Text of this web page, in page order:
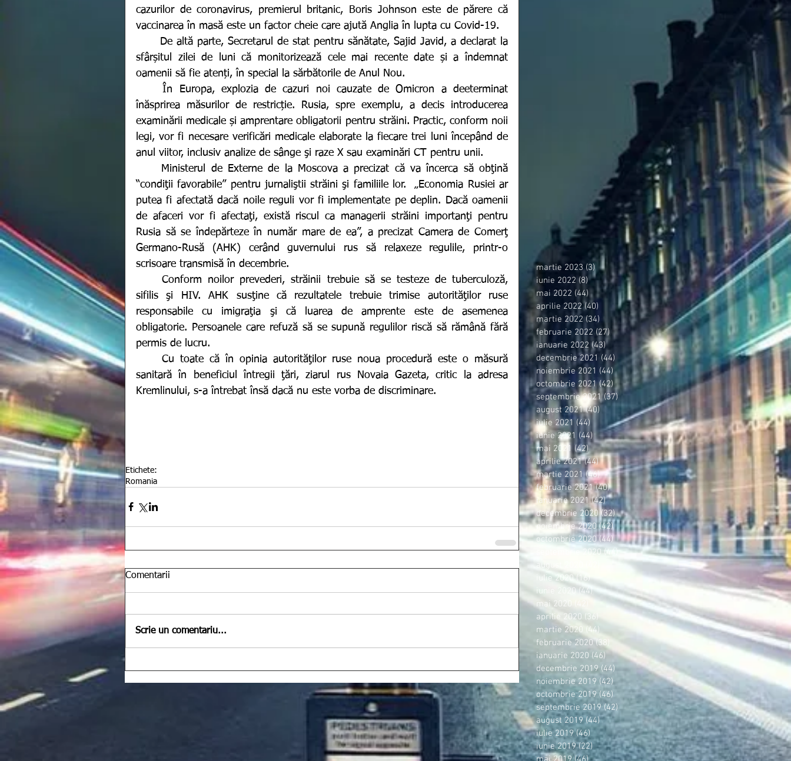
cazurilor de coronavirus, premierul britanic, Boris Johnson este de părere că
vaccinarea în masă este un factor cheie care ajută Anglia în lupta cu Covid-19.
sfârșitul zilei de luni că monitorizează cele mai recente date și a îndemnat
oamenii să fie atenți, în special la sărbătorile de Anul Nou.
înăsprirea măsurilor de restricție. Rusia, spre exemplu, a decis introducerea
examinării medicale și amprentare obligatorii pentru străini. Practic, conform noii
legi, vor fi necesare verificări medicale elaborate la fiecare trei luni începând de
anul viitor, inclusiv analize de sânge şi raze X sau examinări CT pentru unii.
“condiţii favorabile” pentru jurnaliştii străini şi familiile lor.  „Economia Rusiei ar
putea fi afectată dacă noile reguli vor fi implementate pe deplin. Dacă oamenii
de afaceri vor fi afectaţi, există riscul ca managerii străini importanţi pentru
Rusia să se îndepărteze în număr mare de ea”, a precizat Camera de Comerţ
Germano-Rusă (AHK) cerând guvernului rus să relaxeze regulile, printr-o
scrisoare transmisă în decembrie.
	Conform noilor prevederi, străinii trebuie să se testeze de tuberculoză,
sifilis şi HIV. AHK susţine că rezultatele trebuie trimise autorităţilor ruse
responsabile cu imigraţia şi că luarea de amprente este de asemenea
obligatorie. Persoanele care refuză să se supună regulilor riscă să rămână fără
permis de lucru.
sanitară în beneficiul întregii ţări, ziarul rus Novaia Gazeta, critic la adresa
Kremlinului, s-a întrebat însă dacă nu este vorba de discriminare.
Etichete:
Romania
Comentarii
Scrie un comentariu...
martie 2023 (3)3 postări
iunie 2022 (8)8 postări
mai 2022 (44) 44 postări
aprilie 2022 (40) 40 postări
martie 2022 (34) 34 postări
februarie 2022 (27) 27 postări
ianuarie 2022 (43)43 postări
decembrie 2021 (44) 44 postări
noiembrie 2021 (44)44 postări
octombrie 2021 (42) 42 postări
septembrie 2021 (37)
august 2021 (40) 40 postări
iulie 2021 (44) 44 postări
iunie 2021 (44) 44 postări
mai 2021 (42)42 postări
aprilie 2021 (44)44 postări
martie 2021 (46)46 postări
februarie 2021 (40)40 postări
ianuarie 2021 (42)42 postări
decembrie 2020 (32)32 postări
noiembrie 2020 (42) 42 postări
octombrie 2020 (44)44 postări
septembrie 2020 (44)44 postări
august 2020
42 postări
iulie 2020 (16)16 postări
iunie 2020 (44)44 postări
mai 2020
42 postări
aprilie 2020 (36) 36 postări
martie 2020
(44)
februarie 2020 (38)
38 postări
ianuarie 2020 (46)46 postări
decembrie 2019 (44)44 postări
noiembrie 2019 (42)42 postări
octombrie 2019 (46) 46 postări
septembrie 2019 (42) 42 postări
august 2019 (44)44 postări
iulie 2019 (46) 46 postări
iunie 2019 (22)22 postări